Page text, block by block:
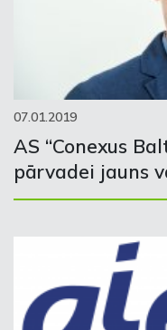
07.01.2019
AS “Conexus
pārvadei jauns